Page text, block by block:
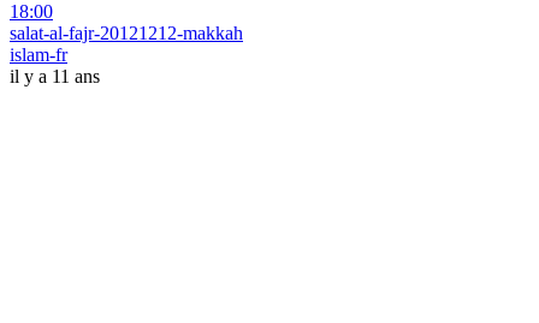
18:00
salat-al-fajr-20121212-makkah
islam-fr
il y a 11 ans